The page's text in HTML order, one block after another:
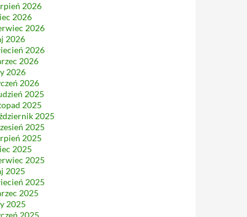
2026
2026
2026
2026
2026
2026
2026
2026
2025
2025
2025
2025
2025
2025
2025
2025
2025
2025
2025
2025